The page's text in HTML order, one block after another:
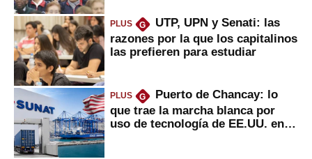
PLUS G
UTP, UPN y Senati: las
razones por la que los capitalinos
las prefieren para estudiar
PLUS G
Puerto de Chancay: lo
que trae la marcha blanca por
uso de tecnología de EE.UU. en